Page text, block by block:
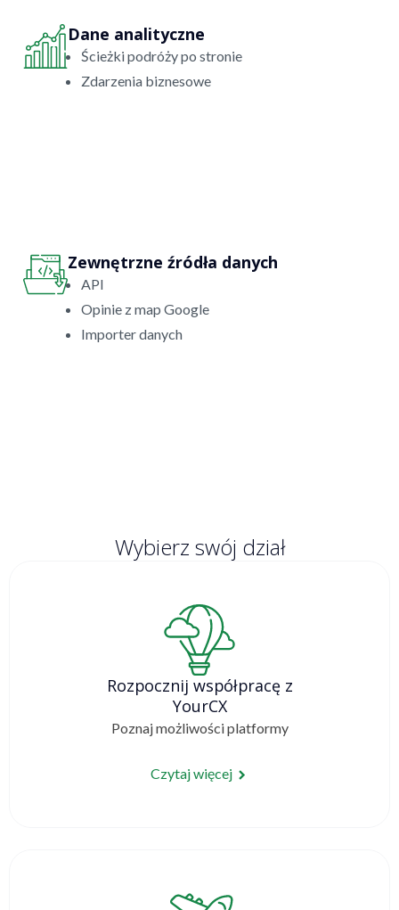
Dane analityczne
Ścieżki podróży po stronie
Zdarzenia biznesowe
Zewnętrzne źródła danych
API
Opinie z map Google
Importer danych
Wybierz swój dział
Rozpocznij współpracę z
YourCX
Poznaj możliwości platformy
Czytaj więcej